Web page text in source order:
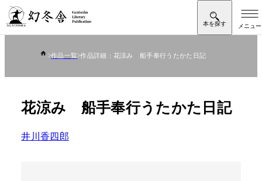
作品一覧 作品詳細：花涼み 船手奉行うたかた日記
花涼み 船手奉行うたかた日記
井川香四郎